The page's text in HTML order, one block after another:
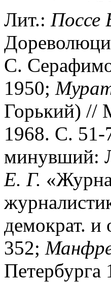
Лит.: Поссе
С.
1950;
Горький) //
1968. С.
минувший:
Е. Г.
демократ.
352;